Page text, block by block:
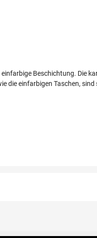
Beschichtung. Die
die einfarbigen Taschen, sind